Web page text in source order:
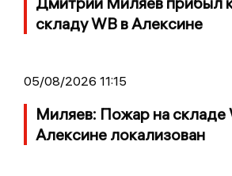
складу WB в Алексине
05/08/2026 11:15
Миляев: Пожар на складе
Алексине локализован